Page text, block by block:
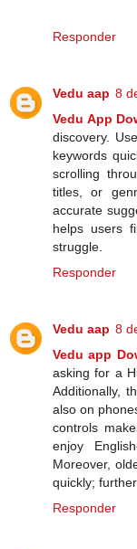
Responder
Vedu aap 8
Vedu App
discovery.
keywords
scrolling
titles, or
accurate
helps users
struggle.
Responder
Vedu aap 8
Vedu app
asking for a
Additionally,
also on
controls
enjoy
Moreover,
quickly;
Responder